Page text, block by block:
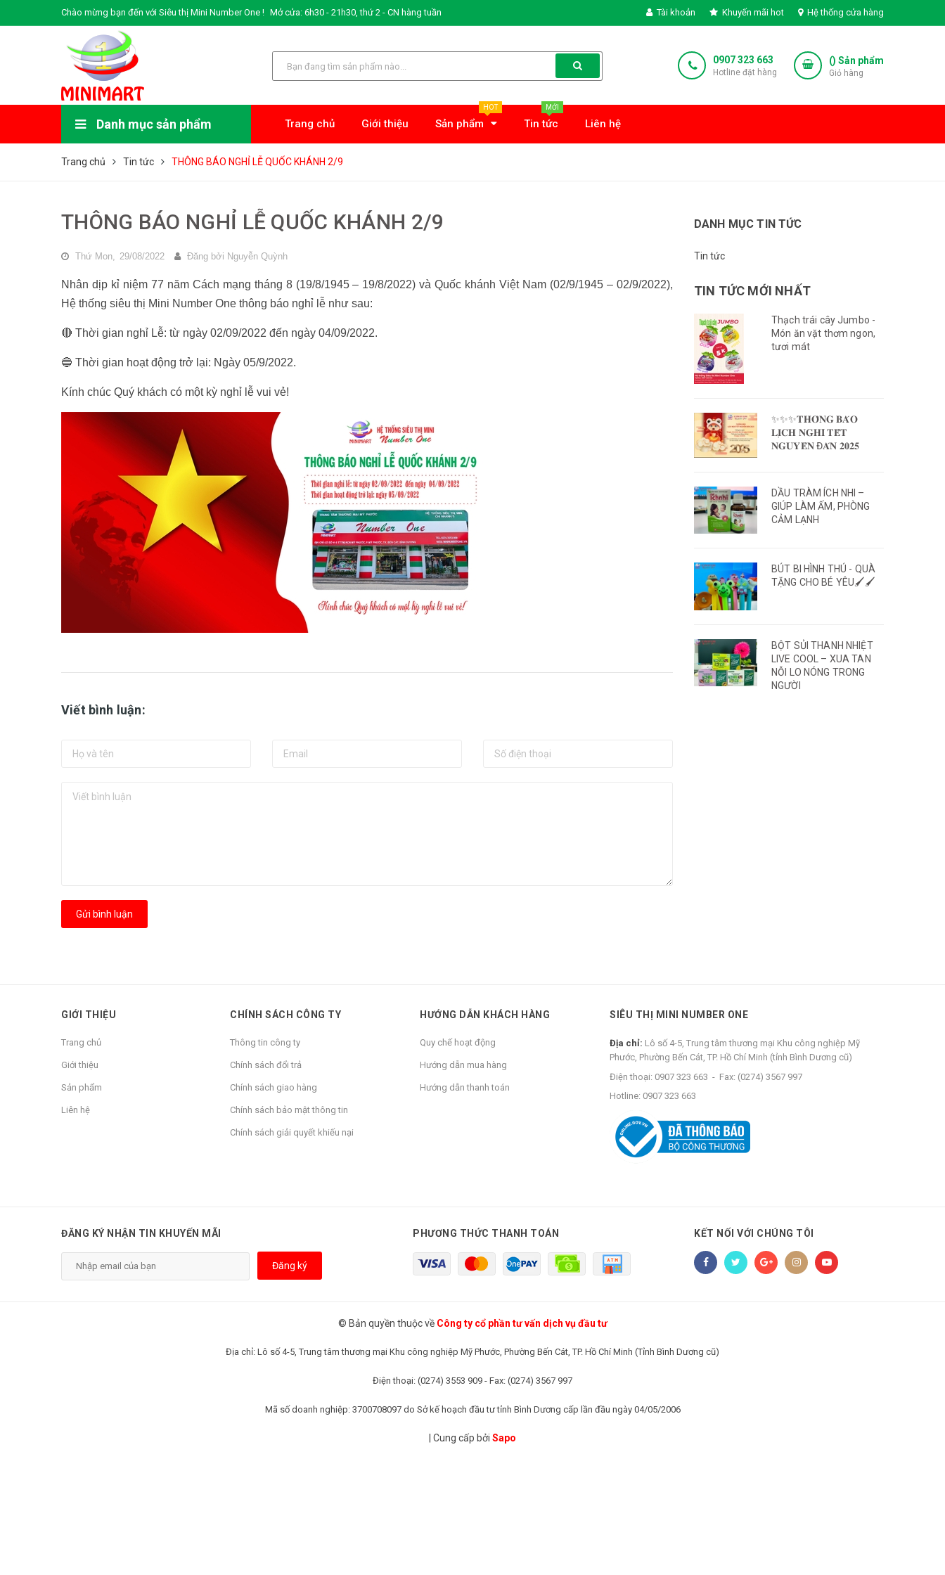
Chào mừng bạn đến với Siêu thị Mini Number One ! Mở cửa: 6h30 - 21h30, thứ 2 - CN hàng tuần Tài khoản Khuyến mãi hot Hệ thống cửa hàng
0907 323 663
Hotline đặt hàng
() Sản phẩm
Giỏ hàng
Danh mục sản phẩm Trang chủ Giới thiệu Sản phẩm
HOT
Tin tức
MỚI
Liên hệ
Trang chủ Tin tức THÔNG BÁO NGHỈ LỄ QUỐC KHÁNH 2/9
THÔNG BÁO NGHỈ LỄ QUỐC KHÁNH 2/9
Thứ Mon, 29/08/2022 Đăng bởi Nguyễn Quỳnh
Nhân dịp kỉ niệm 77 năm Cách mạng tháng 8 (19/8/1945 – 19/8/2022) và Quốc khánh Việt Nam (02/9/1945 – 02/9/2022),
Hệ thống siêu thị Mini Number One thông báo nghỉ lễ như sau:
🔴 Thời gian nghỉ Lễ: từ ngày 02/09/2022 đến ngày 04/09/2022.
🔵 Thời gian hoạt động trở lại: Ngày 05/9/2022.
Kính chúc Quý khách có một kỳ nghỉ lễ vui vẻ!
Viết bình luận:
Gửi bình luận
DANH MỤC TIN TỨC
Tin tức
TIN TỨC MỚI NHẤT
Thạch trái cây Jumbo -
Món ăn vặt thơm ngon,
tươi mát
✨✨✨𝐓𝐇𝐎̂𝐍𝐆 𝐁𝐀́𝐎
𝐋𝐈̣𝐂𝐇 𝐍𝐆𝐇𝐈̉ 𝐓𝐄̂́𝐓
𝐍𝐆𝐔𝐘𝐄̂𝐍 Đ𝐀́𝐍 𝟐𝟎𝟐𝟓
DẦU TRÀM ÍCH NHI –
GIÚP LÀM ẤM, PHÒNG
CẢM LẠNH
BÚT BI HÌNH THÚ - QUÀ
TẶNG CHO BÉ YÊU🖌️🖌️
BỘT SỦI THANH NHIỆT
LIVE COOL – XUA TAN
NỖI LO NÓNG TRONG
NGƯỜI
GIỚI THIỆU
Trang chủ
Giới thiệu
Sản phẩm
Liên hệ
CHÍNH SÁCH CÔNG TY
Thông tin công ty
Chính sách đổi trả
Chính sách giao hàng
Chính sách bảo mật thông tin
Chính sách giải quyết khiếu nại
HƯỚNG DẪN KHÁCH HÀNG
Quy chế hoạt động
Hướng dẫn mua hàng
Hướng dẫn thanh toán
SIÊU THỊ MINI NUMBER ONE
Địa chỉ: Lô số 4-5, Trung tâm thương mại Khu công nghiệp Mỹ
Phước, Phường Bến Cát, TP. Hồ Chí Minh (tỉnh Bình Dương cũ)
Điện thoại: 0907 323 663 - Fax: (0274) 3567 997
Hotline: 0907 323 663
ĐĂNG KÝ NHẬN TIN KHUYẾN MÃI
Đăng ký
PHƯƠNG THỨC THANH TOÁN KẾT NỐI VỚI CHÚNG TÔI
© Bản quyền thuộc về Công ty cổ phần tư vấn dịch vụ đầu tư
Địa chỉ: Lô số 4-5, Trung tâm thương mại Khu công nghiệp Mỹ Phước, Phường Bến Cát, TP. Hồ Chí Minh (Tỉnh Bình Dương cũ)
Điện thoại: (0274) 3553 909 - Fax: (0274) 3567 997
Mã số doanh nghiệp: 3700708097 do Sở kế hoạch đầu tư tỉnh Bình Dương cấp lần đầu ngày 04/05/2006
Cung cấp bởi Sapo